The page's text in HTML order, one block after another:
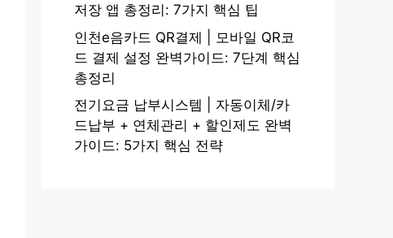
저장 앱 총정리: 7가지 핵심 팁
인천e음카드 QR결제 | 모바일 QR코
드 결제 설정 완벽가이드: 7단계 핵심
총정리
전기요금 납부시스템 | 자동이체/카
드납부 + 연체관리 + 할인제도 완벽
가이드: 5가지 핵심 전략